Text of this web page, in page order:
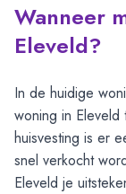
Wanneer
Eleveld?
In de huidige
woning in
huisvesting is er
snel verkocht
Eleveld je